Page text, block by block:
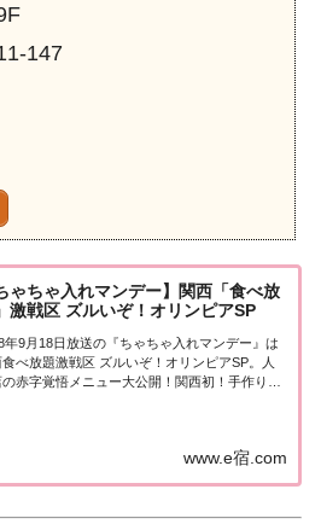
147
ゃちゃ入れマンデー】関西「食べ放
激戦区 ズルいぞ！オリンピアSP
年9月18日放送の『ちゃちゃ入れマンデー』は
べ放題激戦区 ズルいぞ！オリンピアSP。人
赤字覚悟メニュー大公開！関西初！手作りフ
www.e宿.com